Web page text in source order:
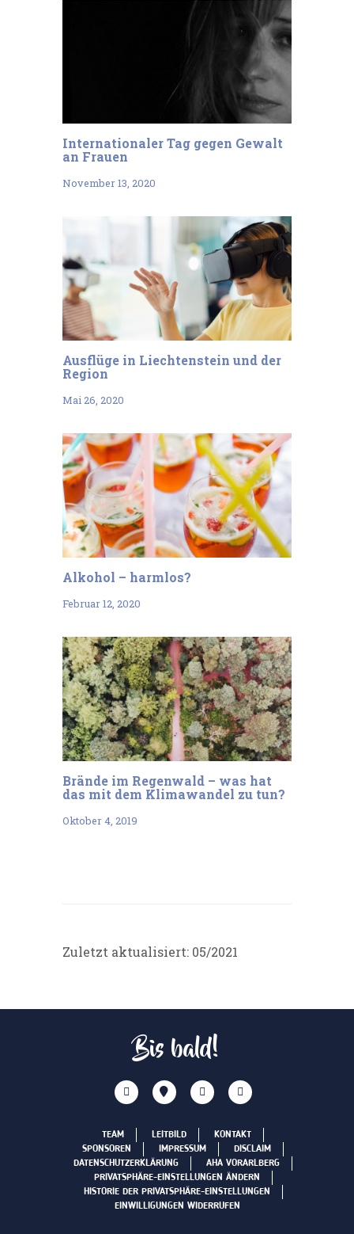
Internationaler Tag gegen Gewalt
an Frauen
November 13, 2020
Ausflüge in Liechtenstein und der
Region
Mai 26, 2020
Alkohol – harmlos?
Februar 12, 2020
Brände im Regenwald – was hat
das mit dem Klimawandel zu tun?
Oktober 4, 2019
Zuletzt aktualisiert: 05/2021
Bis bald!
TEAM LEITBILD
KONTAKT
SPONSOREN
IMPRESSUM
DISCLAIM
DATENSCHUTZERKLÄRUNG
AHA VORARLBERG
PRIVATSPHÄRE-EINSTELLUNGEN ÄNDERN
HISTORIE DER PRIVATSPHÄRE-EINSTELLUNGEN
EINWILLIGUNGEN WIDERRUFEN